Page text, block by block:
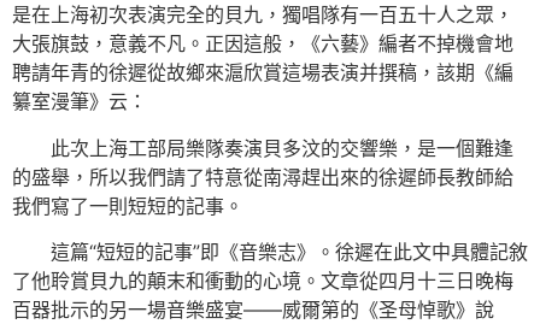
是在上海初次表演完全的貝九，獨唱隊有一百五十人之眾，
大張旗鼓，意義不凡。正因這般，《六藝》編者不掉機會地
聘請年青的徐遲從故鄉來滬欣賞這場表演并撰稿，該期《編
纂室漫筆》云：
此次上海工部局樂隊奏演貝多汶的交響樂，是一個難逢
的盛舉，所以我們請了特意從南潯趕出來的徐遲師長教師給
我們寫了一則短短的記事。
這篇“短短的記事”即《音樂志》。徐遲在此文中具體記敘
了他聆賞貝九的顛末和衝動的心境。文章從四月十三日晚梅
百器批示的另一場音樂盛宴——威爾第的《圣母悼歌》說